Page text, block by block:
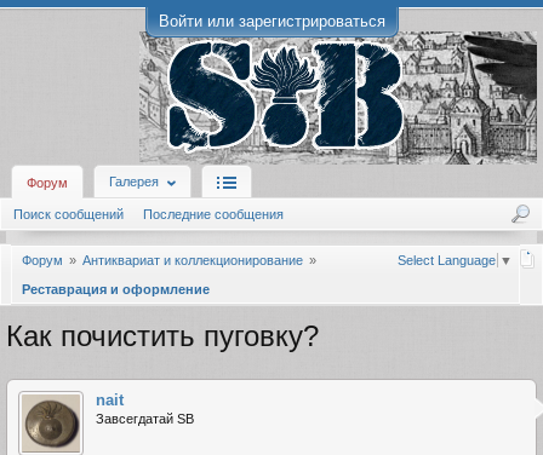
Войти или зарегистрироваться
Форум Галерея
Поиск сообщений Последние сообщения
Select Language ▼
Форум
Антиквариат и коллекционирование
Реставрация и оформление
Как почистить пуговку?
nait
Завсегдатай SB